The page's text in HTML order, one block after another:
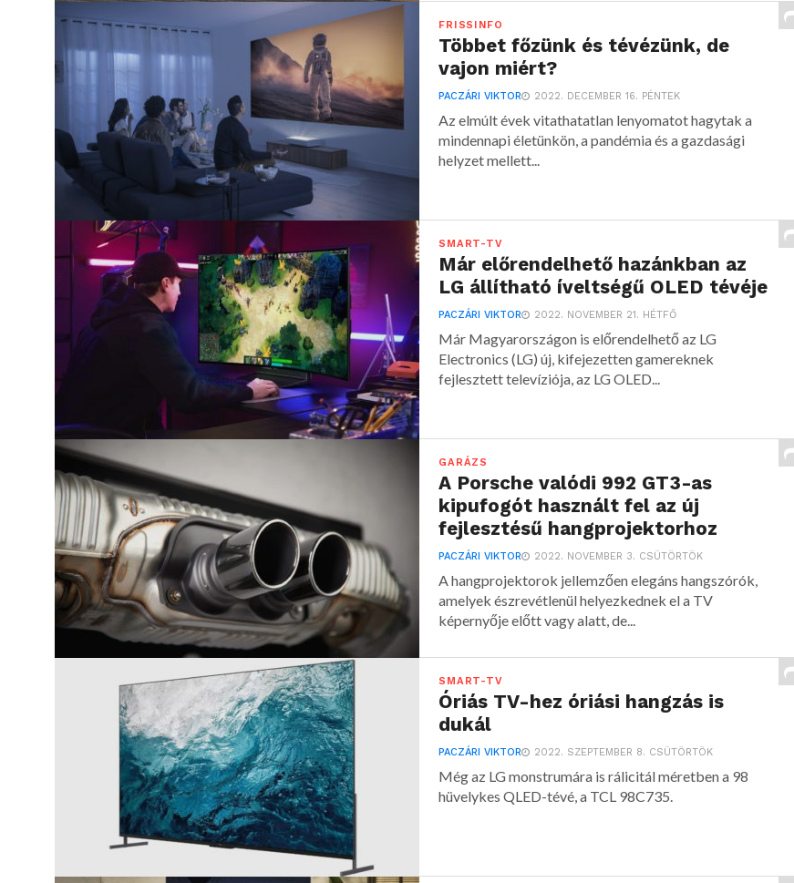
FRISSINFO
Többet főzünk és tévézünk, de
vajon miért?
PACZÁRI VIKTOR 2022. DECEMBER 16. PÉNTEK
Az elmúlt évek vitathatatlan lenyomatot hagytak a
mindennapi életünkön, a pandémia és a gazdasági
helyzet mellett...
SMART-TV
Már előrendelhető hazánkban az
LG állítható íveltségű OLED tévéje
PACZÁRI VIKTOR 2022. NOVEMBER 21. HÉTFŐ
Már Magyarországon is előrendelhető az LG
Electronics (LG) új, kifejezetten gamereknek
fejlesztett televíziója, az LG OLED...
GARÁZS
A Porsche valódi 992 GT3-as
kipufogót használt fel az új
fejlesztésű hangprojektorhoz
PACZÁRI VIKTOR 2022. NOVEMBER 3. CSÜTÖRTÖK
A hangprojektorok jellemzően elegáns hangszórók,
amelyek észrevétlenül helyezkednek el a TV
képernyője előtt vagy alatt, de...
SMART-TV
Óriás TV-hez óriási hangzás is
dukál
PACZÁRI VIKTOR 2022. SZEPTEMBER 8. CSÜTÖRTÖK
Még az LG monstrumára is rálicitál méretben a 98
hüvelykes QLED-tévé, a TCL 98C735.